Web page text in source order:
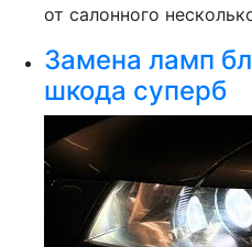
от салонного
Замена ламп
шкода суперб